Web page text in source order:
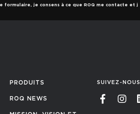
formulaire, je consens à ce que ROQ me contacte et j
PRODUITS
ROQ NEWS
SUIVEZ-NOUS